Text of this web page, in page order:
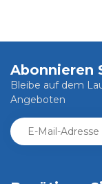
Abonnieren
Bleibe auf dem
Angeboten